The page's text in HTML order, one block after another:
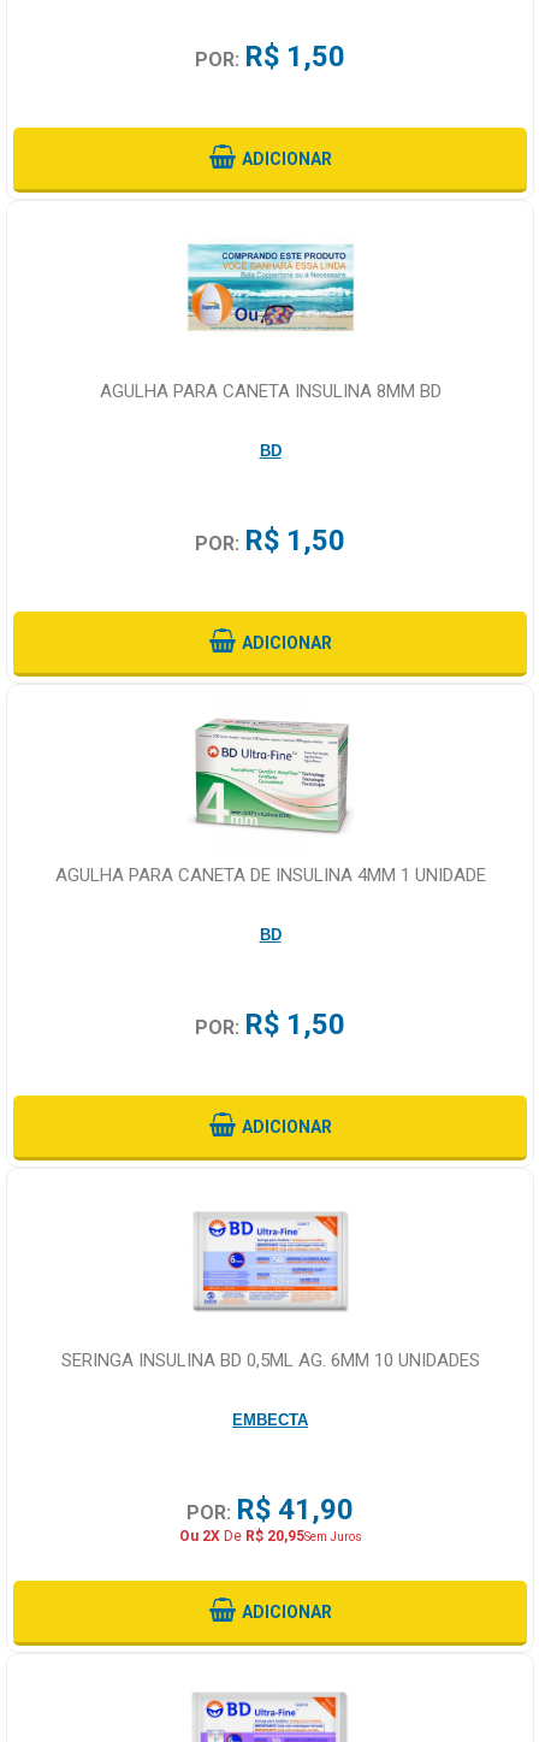
POR: R$ 1,50
ADICIONAR
AGULHA PARA CANETA INSULINA 8MM BD
BD
POR: R$ 1,50
ADICIONAR
AGULHA PARA CANETA DE INSULINA 4MM 1 UNIDADE
BD
POR: R$ 1,50
ADICIONAR
SERINGA INSULINA BD 0,5ML AG. 6MM 10 UNIDADES
EMBECTA
POR: R$ 41,90
Ou 2XDe R$ 20,95Sem Juros
ADICIONAR